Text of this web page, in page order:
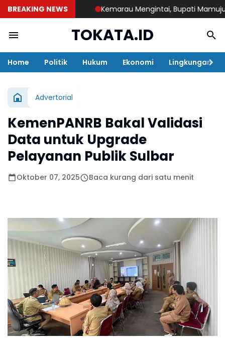
BREAKING NEWS Kemarau Mengintai, Bupati Mamuju
TOKATA.ID
Home Politik Hukum Ekonomi Lingkungan
Advertorial
KemenPANRB Bakal Validasi
Data untuk Upgrade
Pelayanan Publik Sulbar
Oktober 07, 2025 Baca kurang dari satu menit